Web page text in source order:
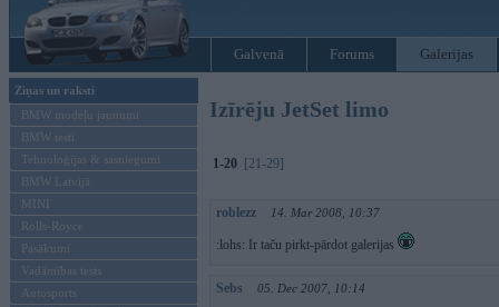
Galvenā Forums Galerijas
Ziņas un raksti
BMW modeļu jaunumi
BMW testi
Tehnoloģijas & sasniegumi
BMW Latvijā
MINI
Rolls-Royce
Pasākumi
Vadāmības tests
Autosports
Izīrēju JetSet limo
1-20 [21-29]
roblezz 14. Mar 2008, 10:37
:lohs: Ir taču pirkt-pārdot galerijas
Sebs 05. Dec 2007, 10:14